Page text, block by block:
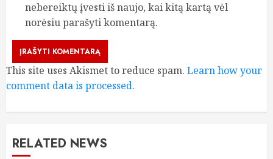
nebereiktų įvesti iš naujo, kai kitą kartą vėl
norėsiu parašyti komentarą.
This site uses Akismet to reduce spam. Learn how your
comment data is processed.
RELATED NEWS